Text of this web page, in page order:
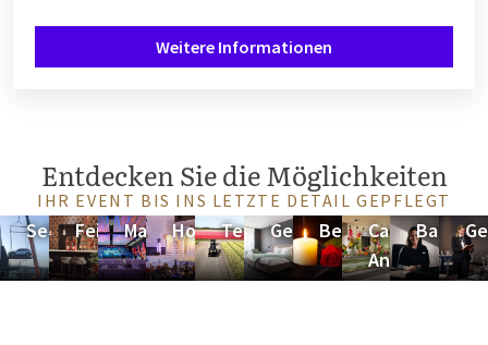
Weitere Informationen
Entdecken Sie die Möglichkeiten
IHR EVENT BIS INS LETZTE DETAIL GEPFLEGT
Selbstpräsentation
FeiertageMarkenbildung
HochzeitenTeambuilding
Geschäftsübernachtung
BeileidCatering-
Angebot